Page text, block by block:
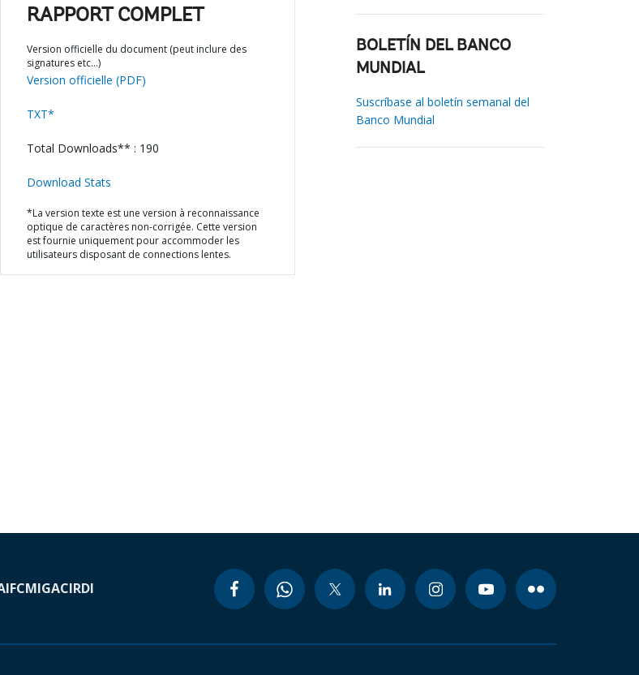
RAPPORT COMPLET
Version officielle du document (peut inclure des
signatures etc…)
Version officielle (PDF)
TXT*
Total Downloads** : 190
Download Stats
*La version texte est une version à reconnaissance
optique de caractères non-corrigée. Cette version
est fournie uniquement pour accommoder les
utilisateurs disposant de connections lentes.
BOLETÍN DEL BANCO
MUNDIAL
Suscríbase al boletín semanal del
Banco Mundial
IFCMIGACIRDI